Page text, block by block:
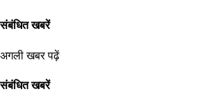
संबंधित खबरें
अगली खबर पढ़ें
संबंधित खबरें